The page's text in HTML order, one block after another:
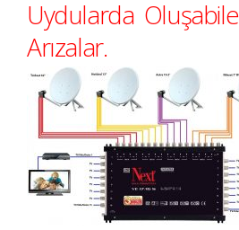
Uydularda
Arızalar.